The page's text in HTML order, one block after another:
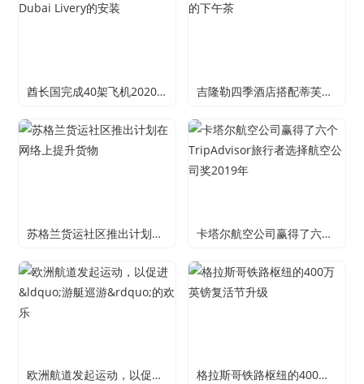
酋长国完成40架飞机2020 Dubai Livery的安装 吉隆勒四季酒店搭配蒂芙尼的下午茶
苏格兰货运社区推出计划在网络上提升货物 卡塔尔航空公司赢得了六个TripAdvisor旅行者选择航空公司奖2019年
欧洲航道发起运动，以促进&ldquo;游艇巡游&rdquo;的欢乐 格拉斯哥铁路枢纽的400万英镑复活节升级